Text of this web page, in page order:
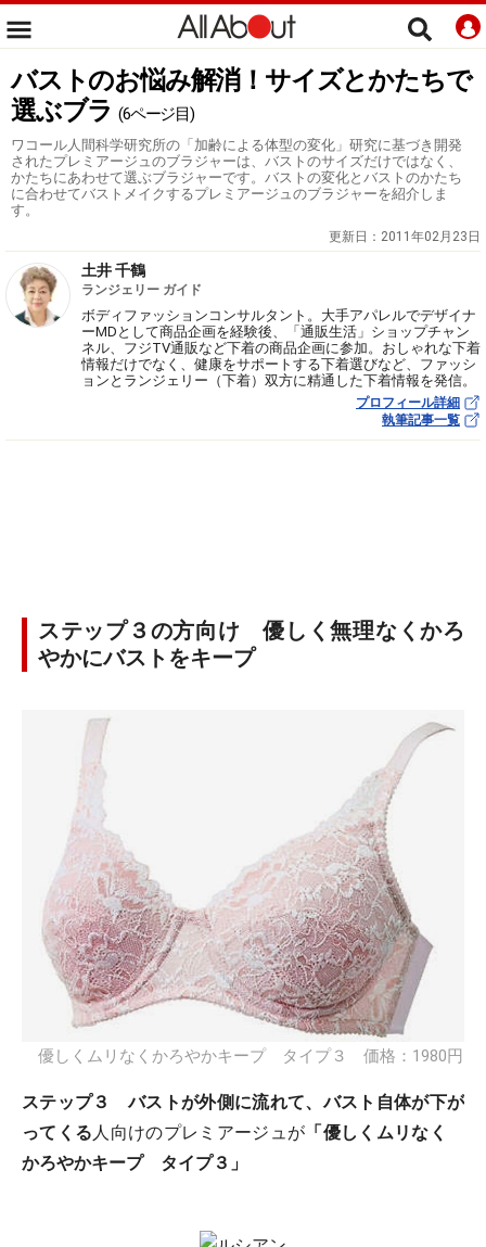
バストのお悩み解消！サイズとかたちで
選ぶブラ (6ページ目)
ワコール人間科学研究所の「加齢による体型の変化」研究に基づき開発
されたプレミアージュのブラジャーは、バストのサイズだけではなく、
かたちにあわせて選ぶブラジャーです。バストの変化とバストのかたち
に合わせてバストメイクするプレミアージュのブラジャーを紹介しま
す。
更新日： 2011年02月23日
土井 千鶴
ランジェリー ガイド
ボディファッションコンサルタント。大手アパレルでデザイナ
ーMDとして商品企画を経験後、「通販生活」ショップチャン
ネル、フジTV通販など下着の商品企画に参加。おしゃれな下着
情報だけでなく、健康をサポートする下着選びなど、ファッシ
ョンとランジェリー（下着）双方に精通した下着情報を発信。
プロフィール詳細
執筆記事一覧
ステップ３の方向け 優しく無理なくかろ
やかにバストをキープ
優しくムリなくかろやかキープ タイプ３ 価格：1980円
ステップ３ バストが外側に流れて、バスト自体が下が
ってくる人向けのプレミアージュが 「優しくムリなく
かろやかキープ タイプ３」